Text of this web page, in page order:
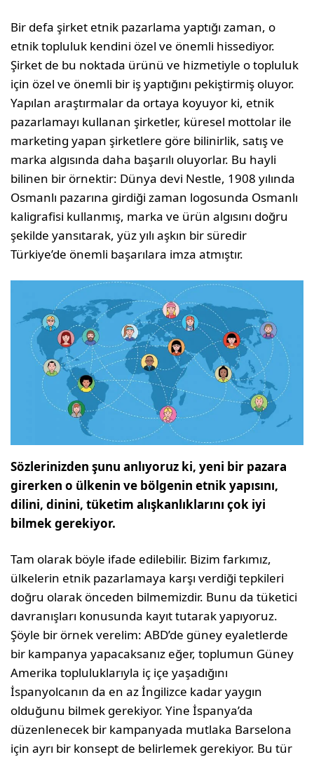
Bir defa şirket etnik pazarlama yaptığı zaman, o
etnik topluluk kendini özel ve önemli hissediyor.
Şirket de bu noktada ürünü ve hizmetiyle o topluluk
için özel ve önemli bir iş yaptığını pekiştirmiş oluyor.
Yapılan araştırmalar da ortaya koyuyor ki, etnik
pazarlamayı kullanan şirketler, küresel mottolar ile
marketing yapan şirketlere göre bilinirlik, satış ve
marka algısında daha başarılı oluyorlar. Bu hayli
bilinen bir örnektir: Dünya devi Nestle, 1908 yılında
Osmanlı pazarına girdiği zaman logosunda Osmanlı
kaligrafisi kullanmış, marka ve ürün algısını doğru
şekilde yansıtarak, yüz yılı aşkın bir süredir
Türkiye’de önemli başarılara imza atmıştır.
Sözlerinizden şunu anlıyoruz ki, yeni bir pazara
girerken o ülkenin ve bölgenin etnik yapısını,
dilini, dinini, tüketim alışkanlıklarını çok iyi
bilmek gerekiyor.
Tam olarak böyle ifade edilebilir. Bizim farkımız,
ülkelerin etnik pazarlamaya karşı verdiği tepkileri
doğru olarak önceden bilmemizdir. Bunu da tüketici
davranışları konusunda kayıt tutarak yapıyoruz.
Şöyle bir örnek verelim: ABD’de güney eyaletlerde
bir kampanya yapacaksanız eğer, toplumun Güney
Amerika topluluklarıyla iç içe yaşadığını
İspanyolcanın da en az İngilizce kadar yaygın
olduğunu bilmek gerekiyor. Yine İspanya’da
düzenlenecek bir kampanyada mutlaka Barselona
için ayrı bir konsept de belirlemek gerekiyor. Bu tür